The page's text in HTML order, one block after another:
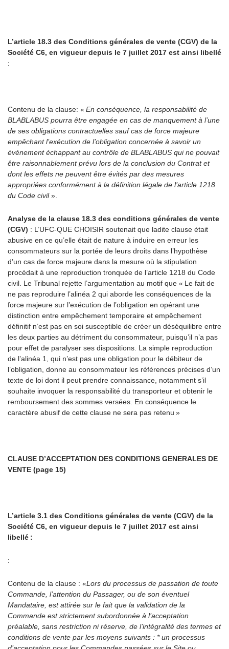
L’article 18.3 des Conditions générales de vente (CGV) de la
Société C6, en vigueur depuis le 7 juillet 2017 est ainsi libellé
:
Contenu de la clause: « En conséquence, la responsabilité de
BLABLABUS pourra être engagée en cas de manquement à l’une
de ses obligations contractuelles sauf cas de force majeure
empêchant l’exécution de l’obligation concernée à savoir un
événement échappant au contrôle de BLABLABUS qui ne pouvait
être raisonnablement prévu lors de la conclusion du Contrat et
dont les effets ne peuvent être évités par des mesures
appropriées conformément à la définition légale de l’article 1218
du Code civil».
Analyse de la clause 18.3 des conditions générales de vente
(CGV) : L’UFC-QUE CHOISIR soutenait que ladite clause était
abusive en ce qu’elle était de nature à induire en erreur les
consommateurs sur la portée de leurs droits dans l’hypothèse
d’un cas de force majeure dans la mesure où la stipulation
procédait à une reproduction tronquée de l’article 1218 du Code
civil. Le Tribunal rejette l’argumentation au motif que « Le fait de
ne pas reproduire l’alinéa 2 qui aborde les conséquences de la
force majeure sur l’exécution de l’obligation en opérant une
distinction entre empêchement temporaire et empêchement
définitif n’est pas en soi susceptible de créer un déséquilibre entre
les deux parties au détriment du consommateur, puisqu’il n’a pas
pour effet de paralyser ses dispositions. La simple reproduction
de l’alinéa 1, qui n’est pas une obligation pour le débiteur de
l’obligation, donne au consommateur les références précises d’un
texte de loi dont il peut prendre connaissance, notamment s’il
souhaite invoquer la responsabilité du transporteur et obtenir le
remboursement des sommes versées. En conséquence le
caractère abusif de cette clause ne sera pas retenu »
CLAUSE D’ACCEPTATION DES CONDITIONS GENERALES DE
VENTE (page 15)
L’article 3.1 des Conditions générales de vente (CGV) de la
Société C6, en vigueur depuis le 7 juillet 2017 est ainsi
libellé :
:
Contenu de la clause : «Lors du processus de passation de toute
Commande, l’attention du Passager, ou de son éventuel
Mandataire, est attirée sur le fait que la validation de la
Commande est strictement subordonnée à l’acceptation
préalable, sans restriction ni réserve, de l’intégralité des termes et
conditions de vente par les moyens suivants : * un processus